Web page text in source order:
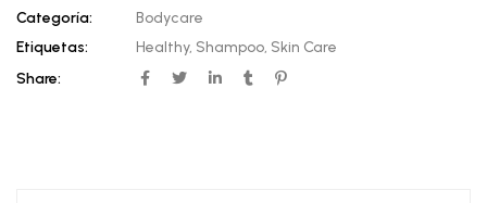
Categoría:
Bodycare
Etiquetas:
Healthy, Shampoo, Skin Care
Share: